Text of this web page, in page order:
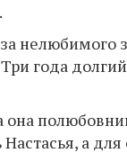
нелюбимого
года
она
а